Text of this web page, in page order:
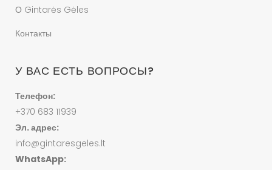
О Gintarės Gėles
Контакты
У ВАС ЕСТЬ ВОПРОСЫ?
Телефон:
+370 683 11939
Эл. адрес:
info@gintaresgeles.lt
WhatsApp: